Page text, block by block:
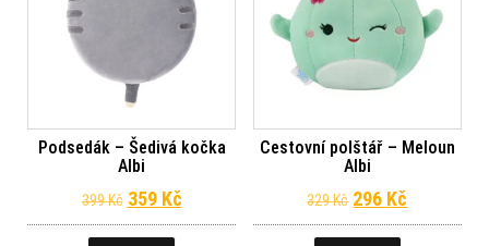
Podsedák – Šedivá kočka
Albi
399Kč Původní cena byla: 399 Kč.
359 KčAktuální cena je: 359 Kč.
Cestovní polštář – Meloun
Albi
329Kč Původní cena
296 Kč